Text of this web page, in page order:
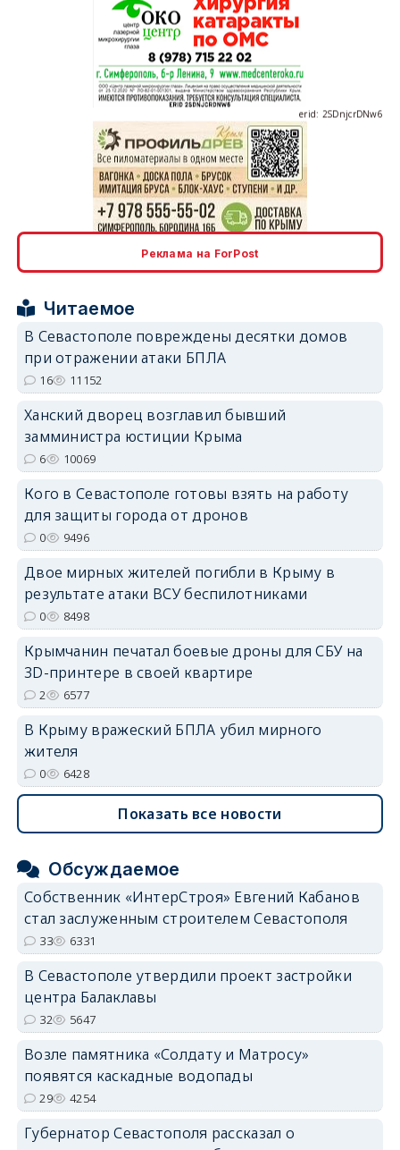
erid: 2SDnjcrDNw6
erid: 2SDnjdPjgYS
Реклама на ForPost
Читаемое
В Севастополе повреждены десятки домов
при отражении атаки БПЛА
16 11152
Ханский дворец возглавил бывший
замминистра юстиции Крыма
6 10069
Кого в Севастополе готовы взять на работу
для защиты города от дронов
0 9496
Двое мирных жителей погибли в Крыму в
результате атаки ВСУ беспилотниками
0 8498
Крымчанин печатал боевые дроны для СБУ на
3D-принтере в своей квартире
2 6577
В Крыму вражеский БПЛА убил мирного
жителя
0 6428
Показать все новости
Обсуждаемое
Собственник «ИнтерСтроя» Евгений Кабанов
стал заслуженным строителем Севастополя
33 6331
В Севастополе утвердили проект застройки
центра Балаклавы
32 5647
Возле памятника «Солдату и Матросу»
появятся каскадные водопады
29 4254
Губернатор Севастополя рассказал о